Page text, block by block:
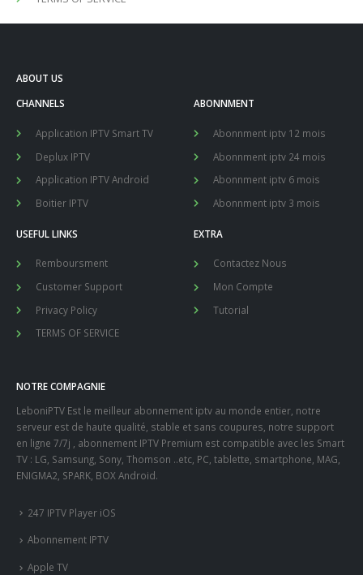
ABOUT US
CHANNELS
Application IPTV Smart TV
Deplux IPTV
Application IPTV Android
Boitier IPTV
ABONNMENT
Abonnment iptv 12 mois
Abonnment iptv 24 mois
Abonnment iptv 6 mois
Abonnment iptv 3 mois
USEFUL LINKS
Remboursment
Customer Support
Privacy Policy
TERMS OF SERVICE
EXTRA
Contactez Nous
Mon Compte
Tutorial
NOTRE COMPAGNIE
LeboniPTV Est le meilleur abonnement iptv au monde entier, notre
serveur est de haute qualité, stable et sans coupures, notre support
en ligne 7/7j , abonnement IPTV Premium est compatible avec les Smart
TV : LG, Samsung, Sony, Thomson ..etc, PC, tablette, smartphone, MAG,
ENIGMA2, SPARK, BOX Android.
247 IPTV Player iOS
Abonnement IPTV
Apple TV